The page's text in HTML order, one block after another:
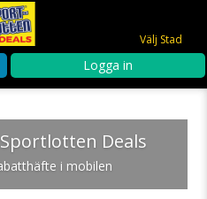
Välj Stad
Logga in
Deals
i mobilen